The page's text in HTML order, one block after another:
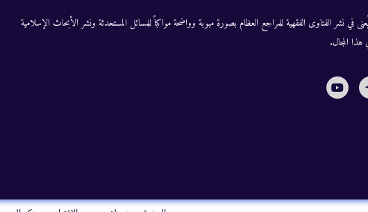
نشر الفتاوى الفقهية للمراجع العظام بصورة مبوبة وواضحة مواكباً للمسائل المستحدثة ونشر الأبحاث الإسلامية
المجال.